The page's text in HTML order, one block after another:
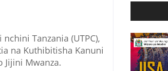
Tanzania (UTPC),
na Kuthibitisha Kanuni
Jijini Mwanza.